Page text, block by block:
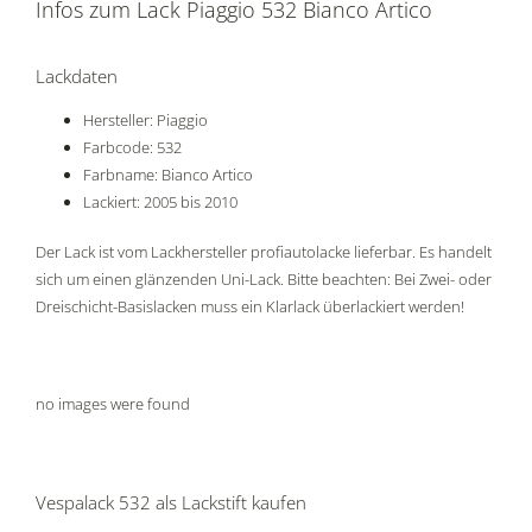
Infos zum Lack Piaggio 532 Bianco Artico
Lackdaten
Hersteller: Piaggio
Farbcode: 532
Farbname: Bianco Artico
Lackiert: 2005 bis 2010
Der Lack ist vom Lackhersteller profiautolacke lieferbar. Es handelt
sich um einen glänzenden Uni-Lack. Bitte beachten: Bei Zwei- oder
Dreischicht-Basislacken muss ein Klarlack überlackiert werden!
no images were found
Vespalack 532 als Lackstift kaufen